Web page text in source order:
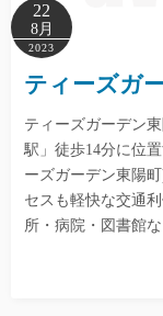
22
8月
2023
ティーズガ
ティーズガーデン
駅」徒歩14分に位
ーズガーデン東陽
セスも軽快な交通
所・病院・図書館